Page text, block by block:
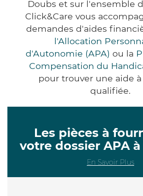
Doubs et sur l'ensemble
Click&Care vous
demandes d'aides
l'Allocation
d'Autonomie (APA) ou la
Compensation du
pour trouver une aide
qualifiée.
Les pièces à
votre dossier APA
En Savoir Plus